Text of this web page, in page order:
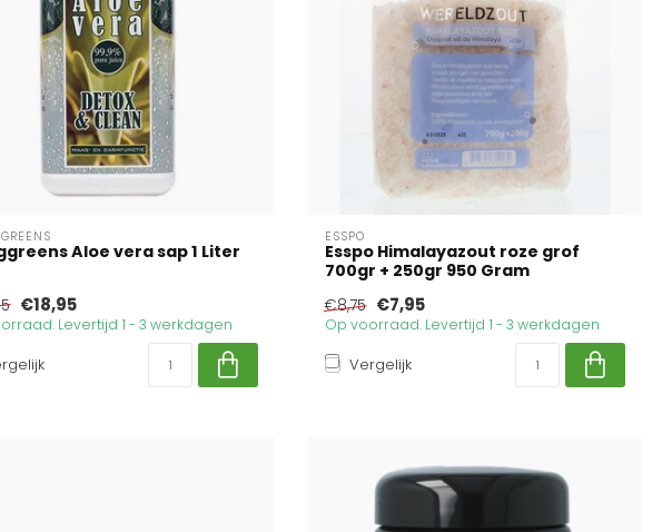
Aloe vera sap 1 Liter
€18,95
Levertijd 1 - 3 werkdagen
ESSPO
Esspo Himalayazout roze grof
700gr + 250gr 950 Gram
€8,75 €7,95
Op voorraad. Levertijd 1 - 3 werkdagen
Vergelijk